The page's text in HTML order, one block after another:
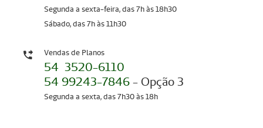
Segunda a sexta-feira, das 7h às 18h30
Sábado, das 7h às 11h30
Vendas de Planos
54 3520-6110
54 99243-7846- Opção 3
Segunda a sexta, das 7h30 às 18h